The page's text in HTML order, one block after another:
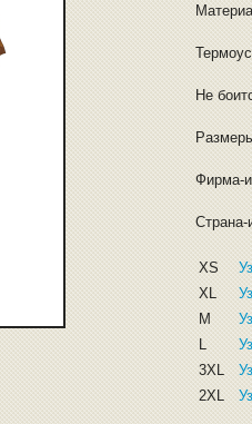
Не
Фирма-
Страна-
XS
XL
M
L
3XL
2XL